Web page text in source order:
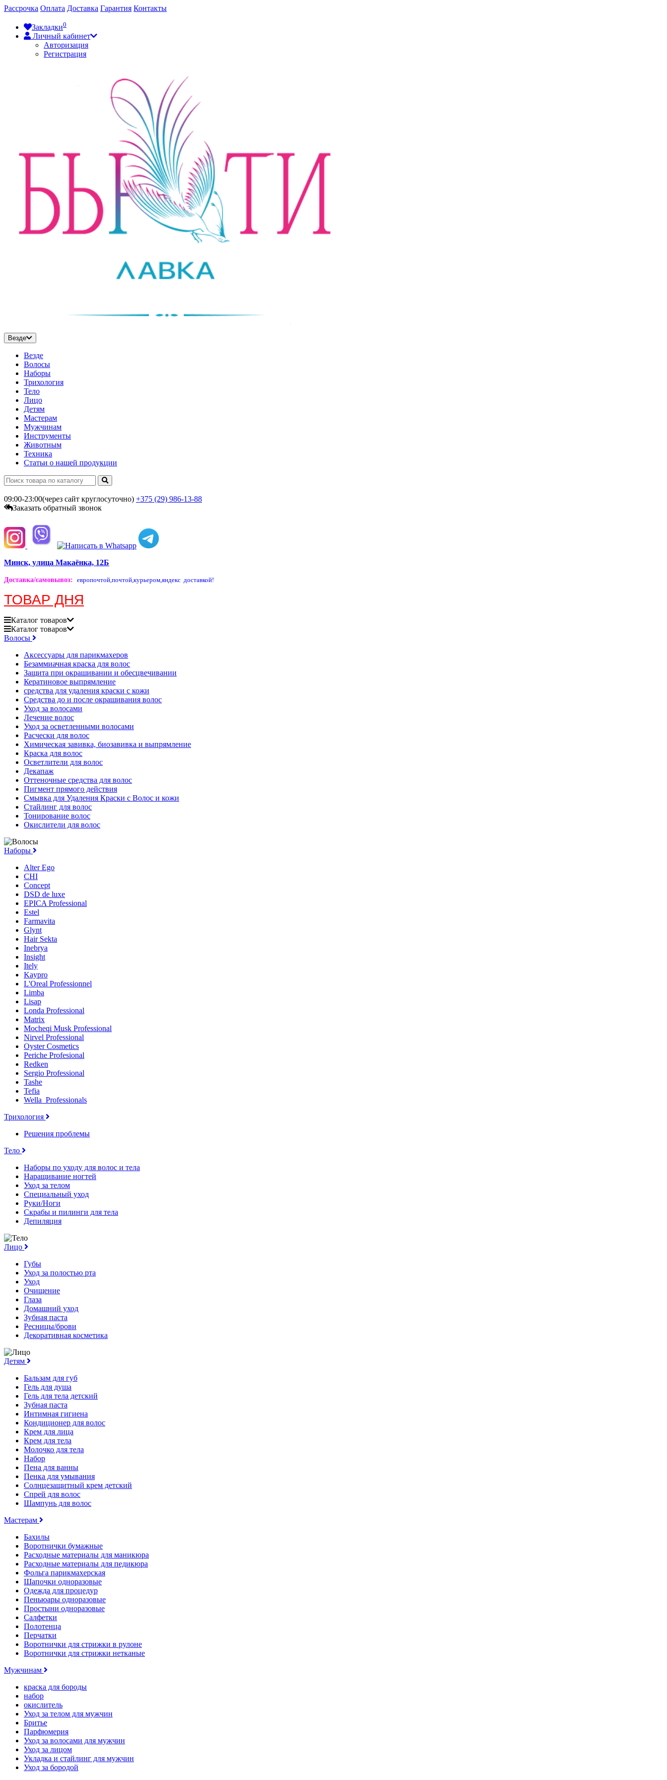
Рассрочка Оплата Доставка Гарантия Контакты
Закладки0
Личный кабинет
Авторизация
Регистрация
Везде
Везде
Волосы
Наборы
Трихология
Тело
Лицо
Детям
Мастерам
Мужчинам
Инструменты
Животным
Техника
Статьи о нашей продукции
09:00-23:00(через сайт круглосуточно) +375 (29) 986-13-88
Заказать обратный звонок
Минск, улица Макаёнка, 12Б
Доставка/самовывоз: европочтой,почтой,курьером,яндекс доставкой!
ТОВАР ДНЯ
Каталог товаров
Каталог товаров
Волосы
Аксессуары для парикмахеров
Безаммиачная краска для волос
Защита при окрашивании и обесцвечивании
Кератиновое выпрямление
средства для удаления краски с кожи
Средства до и после окрашивания волос
Уход за волосами
Лечение волос
Уход за осветленными волосами
Расчески для волос
Химическая завивка, биозавивка и выпрямление
Краска для волос
Осветлители для волос
Декапаж
Оттеночные средства для волос
Пигмент прямого действия
Смывка для Удаления Краски с Волос и кожи
Стайлинг для волос
Тонирование волос
Окислители для волос
Наборы
Alter Ego
CHI
Concept
DSD de luxe
EPICA Professional
Estel
Farmavita
Glynt
Hair Sekta
Inebrya
Insight
Itely
Kaypro
L'Oreal Professionnel
Limba
Lisap
Londa Professional
Matrix
Mocheqi Musk Professional
Nirvel Professional
Oyster Cosmetics
Periche Profesional
Redken
Sergio Professional
Tashe
Tefia
Wella_Professionals
Трихология
Решения проблемы
Тело
Наборы по уходу для волос и тела
Наращивание ногтей
Уход за телом
Специальный уход
Руки/Ноги
Скрабы и пилинги для тела
Депиляция
Лицо
Губы
Уход за полостью рта
Уход
Очищение
Глаза
Домашний уход
Зубная паста
Ресницы/брови
Декоративная косметика
Детям
Бальзам для губ
Гель для душа
Гель для тела детский
Зубная паста
Интимная гигиена
Кондиционер для волос
Крем для лица
Крем для тела
Молочко для тела
Набор
Пена для ванны
Пенка для умывания
Солнцезащитный крем детский
Спрей для волос
Шампунь для волос
Мастерам
Бахилы
Воротнички бумажные
Расходные материалы для маникюра
Расходные материалы для педикюра
Фольга парикмахерская
Шапочки одноразовые
Одежда для процедур
Пеньюары одноразовые
Простыни одноразовые
Салфетки
Полотенца
Перчатки
Воротнички для стрижки в рулоне
Воротнички для стрижки нетканые
Мужчинам
краска для бороды
набор
окислитель
Уход за телом для мужчин
Бритье
Парфюмерия
Уход за волосами для мужчин
Уход за лицом
Укладка и стайлинг для мужчин
Уход за бородой